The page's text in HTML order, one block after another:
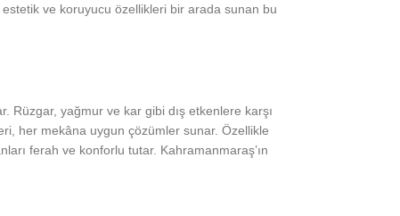
ve koruyucu özellikleri bir arada sunan bu
Rüzgar, yağmur ve kar gibi dış etkenlere karşı
her mekâna uygun çözümler sunar. Özellikle
ferah ve konforlu tutar. Kahramanmaraş’ın